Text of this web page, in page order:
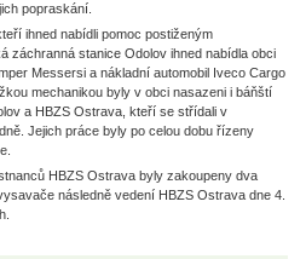
popraskání.
ihned nabídli pomoc postiženým
záchranná stanice Odolov ihned nabídla obci
Messersi a nákladní automobil Iveco Cargo
mechanikou byly v obci nasazeni i báňští
a HBZS Ostrava, kteří se střídali v
Jejich práce byly po celou dobu řízeny
HBZS Ostrava byly zakoupeny dva
následně vedení HBZS Ostrava dne 4.